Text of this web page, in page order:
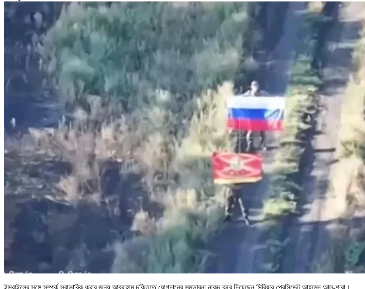
ইসরাইলের সঙ্গে সম্পর্ক স্বাভাবিক করার জন্য আব্রাহাম চুক্তিতে যোগদানের সম্ভাবনা নাকচ করে দিয়েছেন সিরিয়ার প্রেসিডেন্ট আহমেদ আল-শারা।